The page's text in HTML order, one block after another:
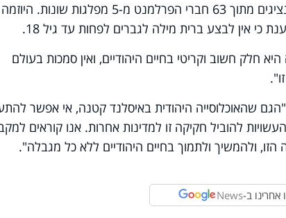
את הצעת החוק הגישו, כאמור, באיסלנד, ע"י נציגים מתוך 63 חברי הפרלמנט מ-5 מפלגות שונות. היוזמה
אין לבצע ברית מילה לגברים לפחות עד גיל 18.
חלק חשוב וקריטי בחיים היהודיים, ואין סמכות בעולם
שהאוכלוסייה היהודית באיסלנד קטנה, אי אפשר
להוביל חקיקה זו למדינות אחרות. אנו קוראים
ולהמשיך ולתמוך בחיים היהודיים ללא כל מגבלה".
אחרינו ב-News